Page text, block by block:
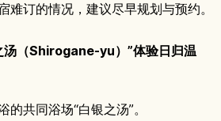
难订的情况，建议尽早规划与预约。
汤（Shirogane-yu）”体验日归温
共同浴场“白银之汤”。